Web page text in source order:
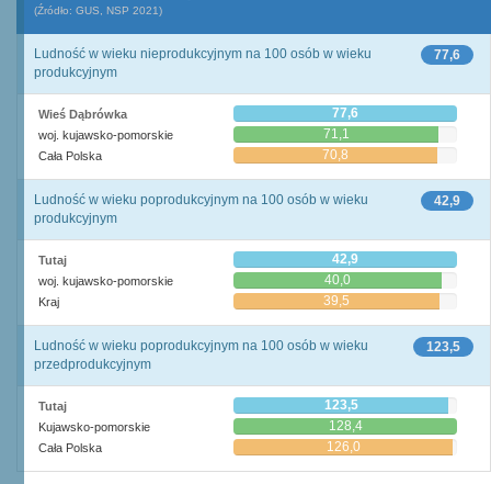
(Źródło: GUS, NSP 2021)
77,6
Ludność w wieku nieprodukcyjnym na 100 osób w wieku
produkcyjnym
Wieś Dąbrówka 77,6
woj. kujawsko-pomorskie 71,1
Cała Polska 70,8
42,9
Ludność w wieku poprodukcyjnym na 100 osób w wieku
produkcyjnym
Tutaj 42,9
woj. kujawsko-pomorskie 40,0
Kraj 39,5
123,5
Ludność w wieku poprodukcyjnym na 100 osób w wieku
przedprodukcyjnym
Tutaj 123,5
Kujawsko-pomorskie 128,4
Cała Polska 126,0